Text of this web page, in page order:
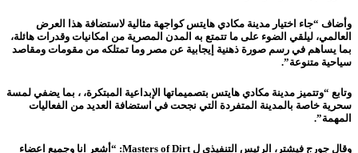
وأضاف “جاء اختيار مدينة مكادي هايتس كواجهة مثالية لاستضافة هذا العرض
العالمي، ليلقي الضوء على ما تتمتع به المدن المصرية من امكانيات وقدرات هائلة،
بما يساهم في رسم صورة ذهنية إيجابية عن مصر وما تمتلكه من مقومات ومقاصد
سياحية متنوعة”.
وتابع “وتتميز مدينة مكادي هايتس بتصميماتها الإبداعية المبتكرة، ، بما يضفي لمسة
سحرية خاصة بالمدينة المتفردة التي نجحت في استضافة العديد من الفعاليات
المهمة”.
وقال جورج فيشتر، الرئيس التنفيذي ل Masters of Dirt: “أشعر انا وجميع اعضاء